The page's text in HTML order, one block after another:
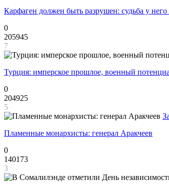
Карфаген должен быть разрушен: судьба у него
0
205945
7
Турция: имперское прошлое, военный
0
204925
5
Пламенные монархисты: генерал Аракчеев
0
140173
3